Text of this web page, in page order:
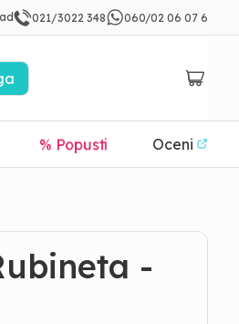
021/3022 348 060/02 06 07 6
% Popusti Oceni
-